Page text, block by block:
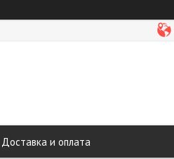
Доставка и оплата